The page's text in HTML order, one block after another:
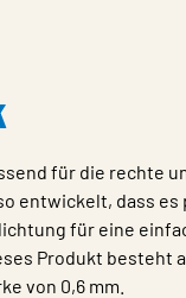
für die rechte
entwickelt, dass
für eine
Produkt besteht
von 0,6 mm.